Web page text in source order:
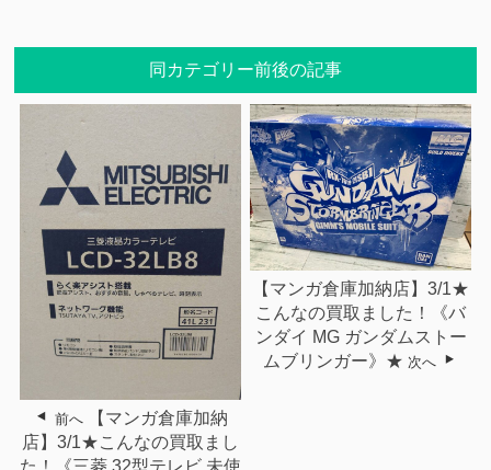
同カテゴリー前後の記事
前へ
【マンガ倉庫加納
店】3/1★こんなの買取まし
た！《三菱 32型テレビ 未使
【マンガ倉庫加納店】3/1★
こんなの買取ました！《バ
ンダイ MG ガンダムストー
ムブリンガー》★ 次へ